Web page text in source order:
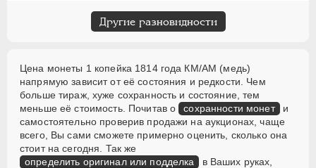
Другие разновидности
Цена монеты 1 копейка 1814 года КМ/АМ (медь)
напрямую зависит от её состояния и редкости. Чем
больше тираж, хуже сохранность и состояние, тем
меньше её стоимость. Почитав о сохранности монет и
самостоятельно проверив продажи на аукционах, чаще
всего, Вы сами сможете примерно оценить, сколько она
стоит на сегодня. Так же
определить оригинал или подделка
в Ваших руках,